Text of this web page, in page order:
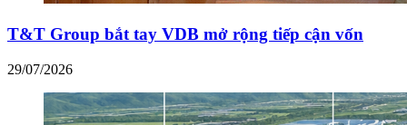
T&T Group bắt tay VDB mở rộng tiếp cận vốn
29/07/2026